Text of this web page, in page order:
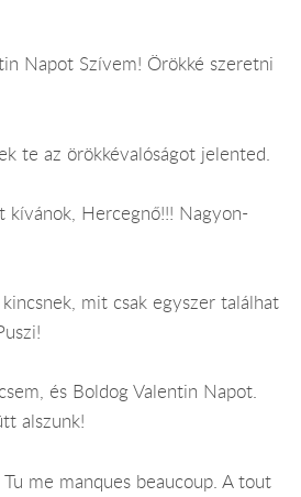
Napot Szívem! Örökké szeretni
te az örökkévalóságot jelented.
kívánok, Hercegnő!!! Nagyon-
mit csak egyszer találhat
és Boldog Valentin Napot.
alszunk!
me manques beaucoup. A tout